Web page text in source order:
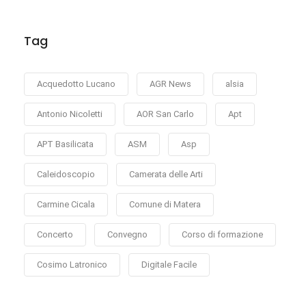
Tag
Acquedotto Lucano AGR News alsia
Antonio Nicoletti AOR San Carlo Apt
APT Basilicata ASM Asp
Caleidoscopio Camerata delle Arti
Carmine Cicala Comune di Matera
Concerto Convegno Corso di formazione
Cosimo Latronico Digitale Facile